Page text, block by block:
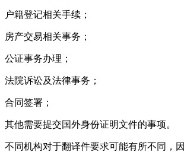
户籍登记相关手续；
房产交易相关事务；
公证事务办理；
法院诉讼及法律事务；
合同签署；
其他需要提交国外身份证明文件的事项。
不同机构对于翻译件要求可能有所不同，